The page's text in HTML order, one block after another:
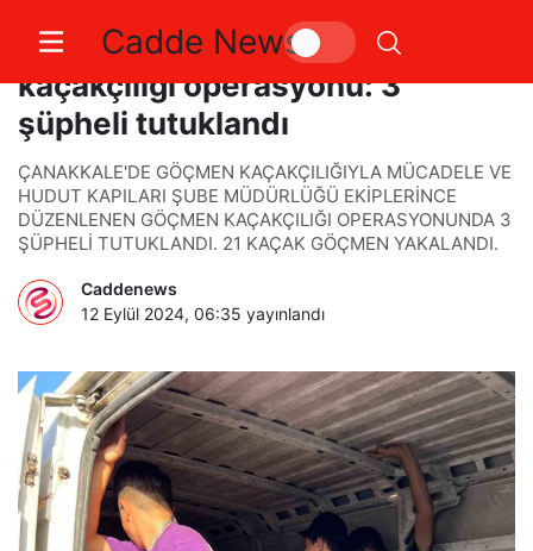
Cadde News
Çanakkale’de göçmen
kaçakçılığı operasyonu: 3
şüpheli tutuklandı
ÇANAKKALE'DE GÖÇMEN KAÇAKÇILIĞIYLA MÜCADELE VE
HUDUT KAPILARI ŞUBE MÜDÜRLÜĞÜ EKİPLERİNCE
DÜZENLENEN GÖÇMEN KAÇAKÇILIĞI OPERASYONUNDA 3
ŞÜPHELİ TUTUKLANDI. 21 KAÇAK GÖÇMEN YAKALANDI.
Caddenews
12 Eylül 2024, 06:35 yayınlandı